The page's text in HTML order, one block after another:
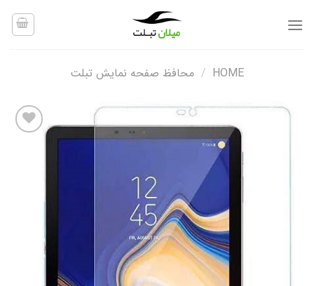
HOME
/ محافظ صفحه نمایش تبلت